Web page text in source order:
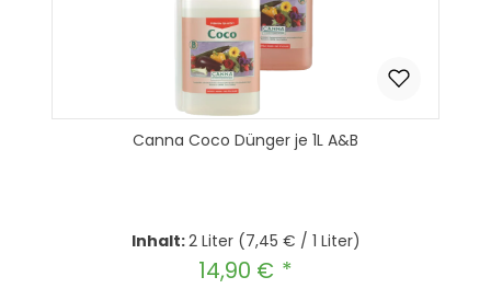
Canna Coco Dünger je 1L A&B
Inhalt:2 Liter (7,45 € / 1 Liter)
Regulärer Preis:
14,90 €